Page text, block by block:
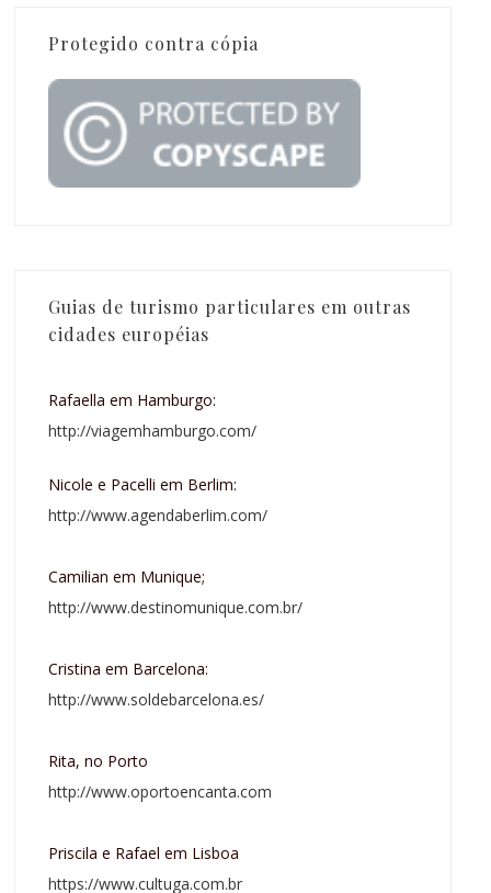
Protegido contra cópia
Guias de turismo particulares em outras
cidades européias
Rafaella em Hamburgo:
http://viagemhamburgo.com/
Nicole e Pacelli em Berlim:
http://www.agendaberlim.com/
Camilian em Munique;
http://www.destinomunique.com.br/
Cristina em Barcelona:
http://www.soldebarcelona.es/
Rita, no Porto
http://www.oportoencanta.com
Priscila e Rafael em Lisboa
https://www.cultuga.com.br